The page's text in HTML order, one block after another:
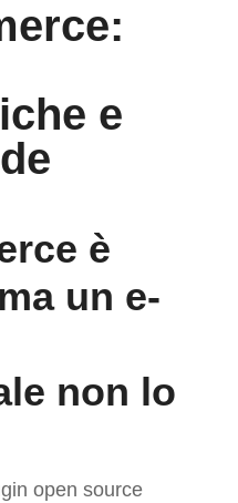
e
è
un e-
non lo
open source